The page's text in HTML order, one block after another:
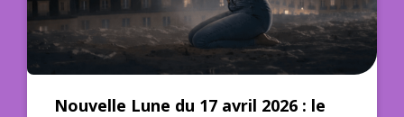
Nouvelle Lune du 17 avril 2026 : le